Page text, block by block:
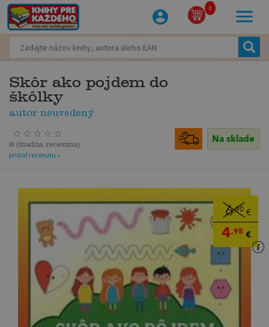
0
Skôr ako pojdem do
škôlky
autor neuvedený
Na sklade
0 (žiadna recenzia)
pridať recenziu »
6,90 €
4,95 €